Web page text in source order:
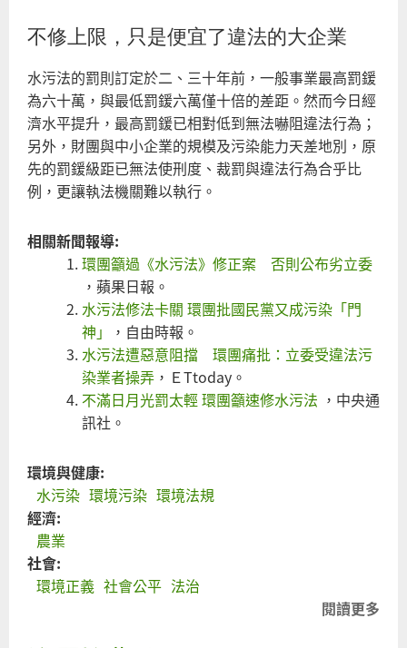
不修上限，只是便宜了違法的大企業
水污法的罰則訂定於二、三十年前，一般事業最高罰鍰
為六十萬，與最低罰鍰六萬僅十倍的差距。然而今日經
濟水平提升，最高罰鍰已相對低到無法嚇阻違法行為；
另外，財團與中小企業的規模及污染能力天差地別，原
先的罰鍰級距已無法使刑度、裁罰與違法行為合乎比
例，更讓執法機關難以執行。
相關新聞報導:
環團籲過《水污法》修正案 否則公布劣立委
，蘋果日報。
水污法修法卡關 環團批國民黨又成污染「門
神」
，自由時報。
水污法遭惡意阻擋 環團痛批：立委受違法污
染業者操弄 ，ＥTtoday。
不滿日月光罰太輕 環團籲速修水污法 ，中央通
訊社。
環境與健康:
水污染 環境污染 環境法規
經濟:
農業
社會:
環境正義 社會公平 法治
閱讀更多